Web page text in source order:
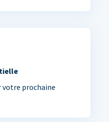
votre prochaine